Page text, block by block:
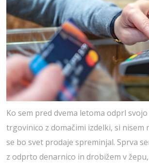
Ko sem pred dvema letoma odprl
trgovinico z domačimi izdelki, si nisem
se bo svet prodaje spreminjal. Sprva
z odprto denarnico in drobižem v